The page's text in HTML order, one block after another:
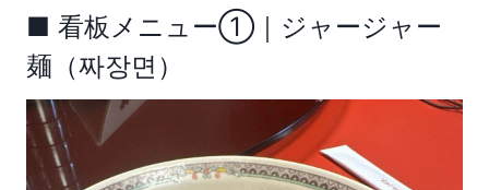
■ 看板メニュー①｜ジャージャー
麺（짜장면）